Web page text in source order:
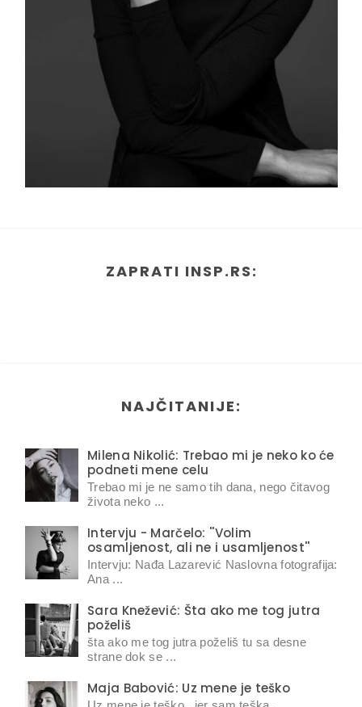
ZAPRATI INSP.RS:
NAJČITANIJE:
Milena Nikolić: Trebao mi je neko ko će
podneti mene celu
Trebao mi je ne samo tih dana, nego čitavog
života neko ...
Intervju - Marčelo: ''Volim
osamljenost, ali ne i usamljenost''
Intervju: Nađa Lazarević Naslovna fotografija:
Ana ...
Sara Knežević: Šta ako me tog jutra
poželiš
šta ako me tog jutra poželiš tu sa desne
strane dok se ...
Maja Babović: Uz mene je teško